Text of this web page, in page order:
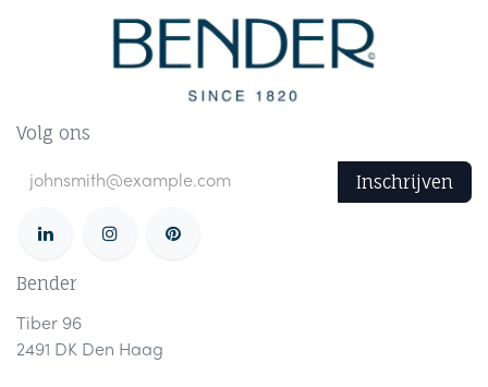
Volg ons
Inschrijven
Bender
Tiber 96
2491 DK Den Haag